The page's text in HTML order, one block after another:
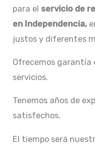
para el servicio de
en Independencia,
justos y diferentes
Ofrecemos garantía
servicios.
Tenemos años de
satisfechos.
El tiempo será